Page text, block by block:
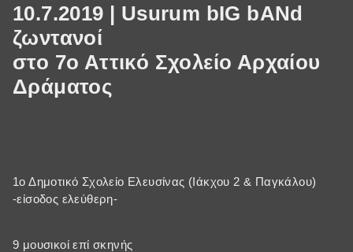
10.7.2019 | Usurum bIG bANd
ζωντανοί
στο 7ο Αττικό Σχολείο Αρχαίου
Δράματος
1ο Δημοτικό Σχολείο Ελευσίνας (Ιάκχου 2 & Παγκάλου)
-είσοδος ελεύθερη-
9 μουσικοί επί σκηνής